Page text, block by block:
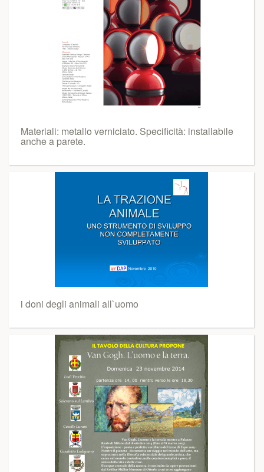
Materiali: metallo verniciato. Specificità: installabile
anche a parete.
i doni degli animali all`uomo